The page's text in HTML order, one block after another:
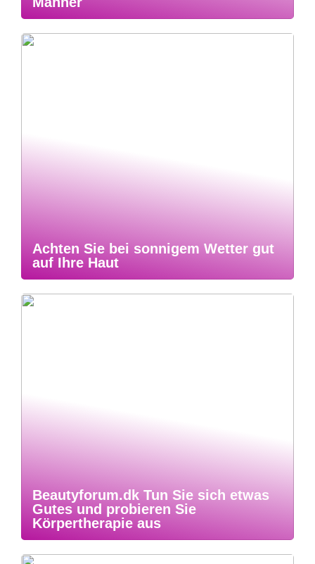
Achten Sie bei sonnigem Wetter gut
auf Ihre Haut
Beautyforum.dk Tun Sie sich etwas
Gutes und probieren Sie
Körpertherapie aus